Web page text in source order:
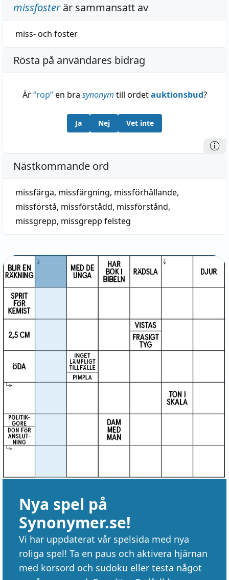
missfosterär sammansatt av
miss-och foster
Rösta på användares bidrag
Är“rop”en bra synonym till ordetauktionsbud?
Ja Nej Vet inte
Nästkommande ord
missfärga, missfärgning, missförhållande,
missförstå, missförstådd, missförstånd,
missgrepp, missgrepp felsteg
Nya spel på
Synonymer.se!
Vi har uppdaterat vår spelsida med nya
roliga spel! Ta en paus och aktivera hjärnan
med korsord och sudoku eller testa något